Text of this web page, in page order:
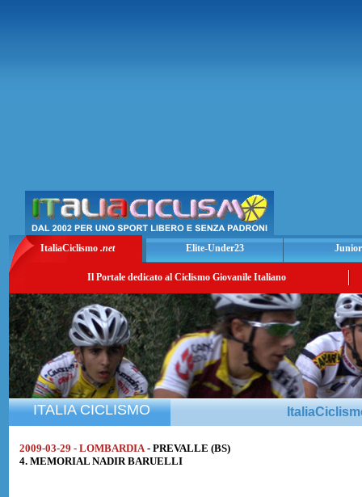
ItaliaCiclismo .net Elite-Under23
Il Portale dedicato al Ciclismo Giovanile Italiano
ITALIA CICLISMO
2009-03-29 - LOMBARDIA - PREVALLE (BS)
4. MEMORIAL NADIR BARUELLI